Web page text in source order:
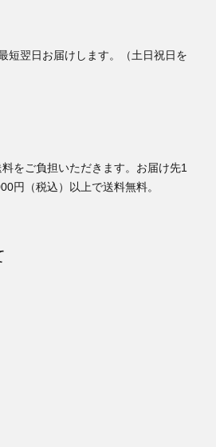
短翌日お届けします。（土日祝日を
をご負担いただきます。お届け先1
円（税込）以上で送料無料。